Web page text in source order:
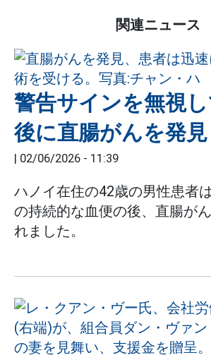
関連ニュース
警告サインを無視し
後に直腸がんを発見
| 02/06/2026 - 11:39
ハノイ在住の42歳の男性患者
の持続的な血便の後、直腸が
れました。